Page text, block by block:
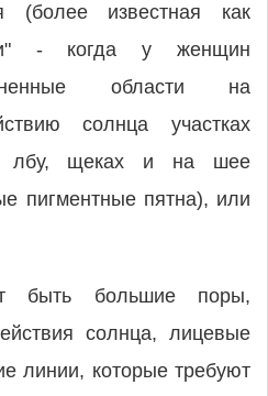
(более известная как
- когда у женщин
области на
солнца участках
лбу, щеках и на шее
пигментные пятна), или
быть большие поры,
солнца, лицевые
линии, которые требуют